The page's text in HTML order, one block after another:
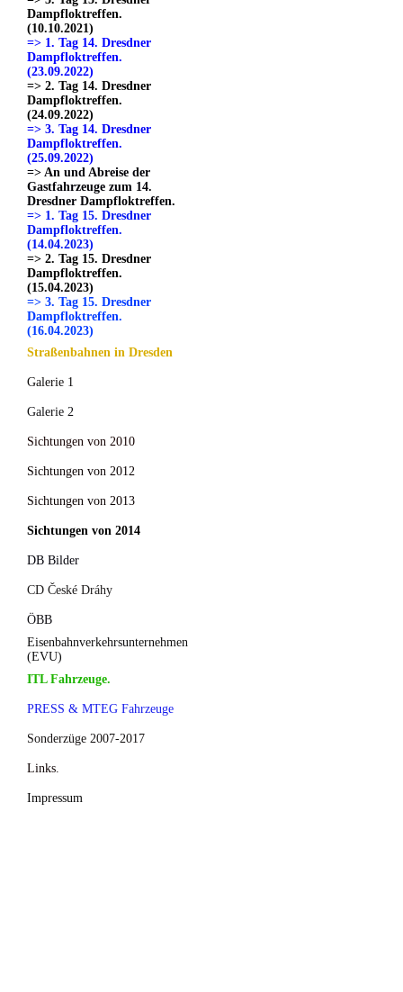
Dampfloktreffen.
(10.10.2021)
=> 1. Tag 14. Dresdner
Dampfloktreffen.
(23.09.2022)
=> 2. Tag 14. Dresdner
Dampfloktreffen.
(24.09.2022)
=> 3. Tag 14. Dresdner
Dampfloktreffen.
(25.09.2022)
=> An und Abreise der
Gastfahrzeuge zum 14.
Dresdner Dampfloktreffen.
=> 1. Tag 15. Dresdner
Dampfloktreffen.
(14.04.2023)
=> 2. Tag 15. Dresdner
Dampfloktreffen.
(15.04.2023)
=> 3. Tag 15. Dresdner
Dampfloktreffen.
(16.04.2023)
Straßenbahnen in Dresden
Galerie 1
Galerie 2
Sichtungen von 2010
Sichtungen von 2012
Sichtungen von 2013
Sichtungen von 2014
DB Bilder
CD České Dráhy
ÖBB
Eisenbahnverkehrsunternehmen
(EVU)
ITL Fahrzeuge.
PRESS & MTEG Fahrzeuge
Sonderzüge 2007-2017
Links.
Impressum